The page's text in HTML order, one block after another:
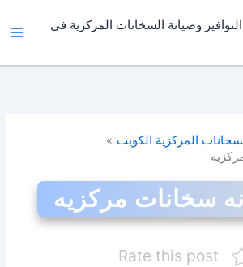
وصيانة السخانات المركزية في
المركزية الكويت
سخانات مركزيه
Rate this post